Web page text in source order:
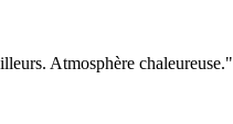
Atmosphère chaleureuse."